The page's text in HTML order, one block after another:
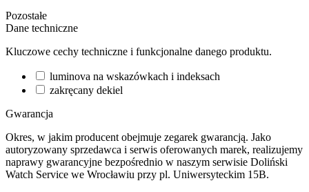
Pozostałe
Dane techniczne
Kluczowe cechy techniczne i funkcjonalne danego produktu.
luminova na wskazówkach i indeksach
zakręcany dekiel
Gwarancja
Okres, w jakim producent obejmuje zegarek gwarancją. Jako
autoryzowany sprzedawca i serwis oferowanych marek, realizujemy
naprawy gwarancyjne bezpośrednio w naszym serwisie Doliński
Watch Service we Wrocławiu przy pl. Uniwersyteckim 15B.